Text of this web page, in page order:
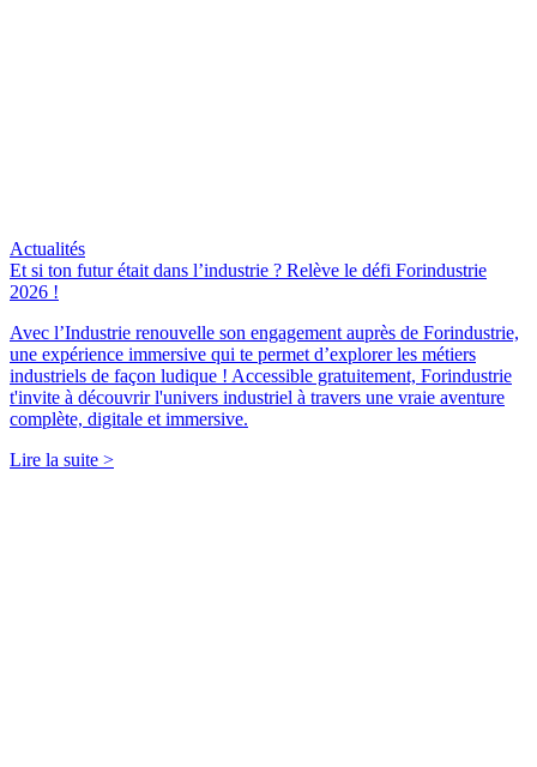
Actualités
Et si ton futur était dans l’industrie ? Relève le défi Forindustrie
2026 !
Avec l’Industrie renouvelle son engagement auprès de Forindustrie,
une expérience immersive qui te permet d’explorer les métiers
industriels de façon ludique ! Accessible gratuitement, Forindustrie
t'invite à découvrir l'univers industriel à travers une vraie aventure
complète, digitale et immersive.
Lire la suite >